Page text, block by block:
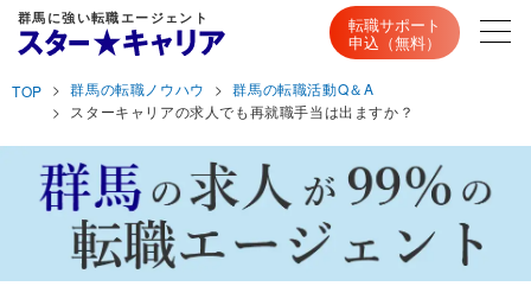
群馬に強い転職エージェント 転職サポート
申込（無料）
TOP 群馬の転職ノウハウ
群馬の転職活動Q＆A
スターキャリアの求人でも再就職手当は出ますか？